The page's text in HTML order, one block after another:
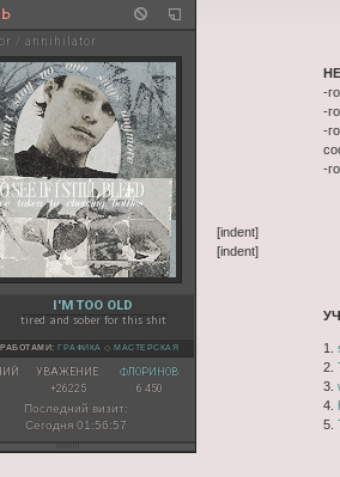
/ annihilator
I'M TOO OLD
tired and sober for this shit
ГРАФИКА ◇МАСТЕРСКАЯ
УВАЖЕНИЕ:
+26225
ФЛОРИНОВ:
6 450
Последний визит:
Сегодня 01:56:57
-
-
-
-
[indent]
[indent]
1.
2.
3.
4.
5.